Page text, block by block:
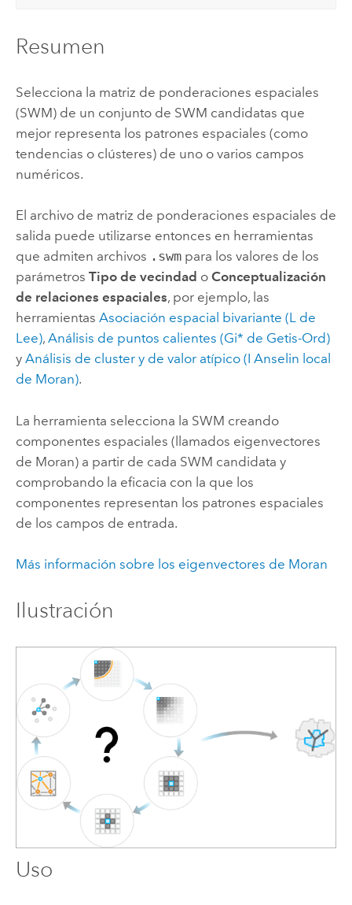
Resumen
Selecciona la matriz de ponderaciones espaciales
(SWM) de un conjunto de SWM candidatas que
mejor representa los patrones espaciales (como
tendencias o clústeres) de uno o varios campos
numéricos.
El archivo de matriz de ponderaciones espaciales de
salida puede utilizarse entonces en herramientas
que admiten archivos .swmpara los valores de los
parámetros Tipo de vecindad o Conceptualización
de relaciones espaciales, por ejemplo, las
herramientas Asociación espacial bivariante (L de
Lee), Análisis de puntos calientes (Gi* de Getis-Ord)
y Análisis de cluster y de valor atípico (I Anselin local
de Moran).
La herramienta selecciona la SWM creando
componentes espaciales (llamados eigenvectores
de Moran) a partir de cada SWM candidata y
comprobando la eficacia con la que los
componentes representan los patrones espaciales
de los campos de entrada.
Más información sobre los eigenvectores de Moran
Ilustración
Uso